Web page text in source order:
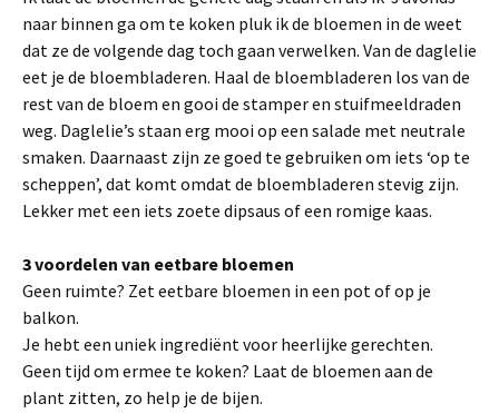
naar binnen ga om te koken pluk ik de bloemen in de weet
dat ze de volgende dag toch gaan verwelken. Van de daglelie
eet je de bloembladeren. Haal de bloembladeren los van de
rest van de bloem en gooi de stamper en stuifmeeldraden
weg. Daglelie’s staan erg mooi op een salade met neutrale
smaken. Daarnaast zijn ze goed te gebruiken om iets ‘op te
scheppen’, dat komt omdat de bloembladeren stevig zijn.
Lekker met een iets zoete dipsaus of een romige kaas.
3 voordelen van eetbare bloemen
Geen ruimte? Zet eetbare bloemen in een pot of op je
balkon.
Je hebt een uniek ingrediënt voor heerlijke gerechten.
Geen tijd om ermee te koken? Laat de bloemen aan de
plant zitten, zo help je de bijen.